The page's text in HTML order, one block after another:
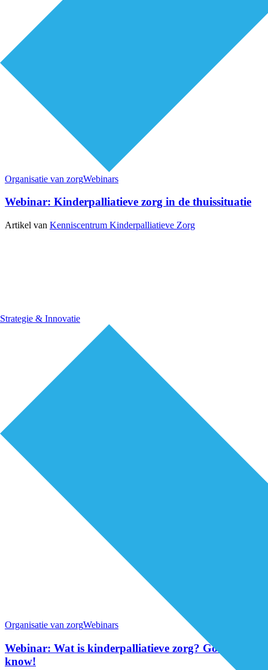
Strategie & Innovatie
Organisatie van zorgWebinars
Webinar: Kinderpalliatieve zorg in de thuissituatie
Artikel van Kenniscentrum Kinderpalliatieve Zorg
Organisatie van zorgWebinars
Webinar: Wat is kinderpalliatieve zorg? Good to
know!